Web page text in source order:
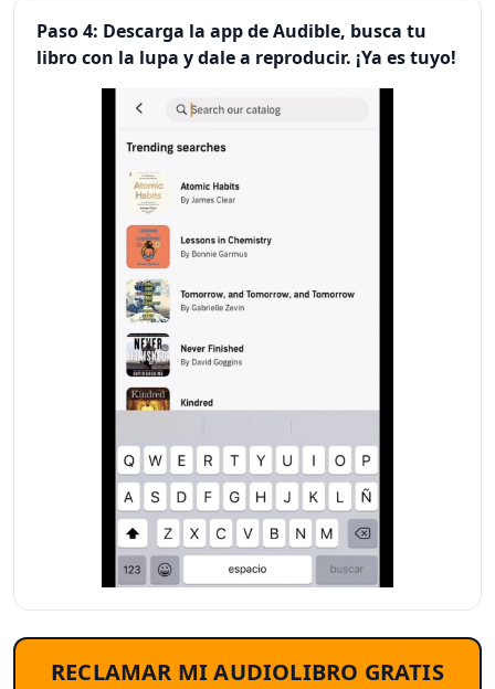
Paso 4: Descarga la app de Audible, busca tu
libro con la lupa y dale a reproducir. ¡Ya es tuyo!
RECLAMAR MI AUDIOLIBRO GRATIS